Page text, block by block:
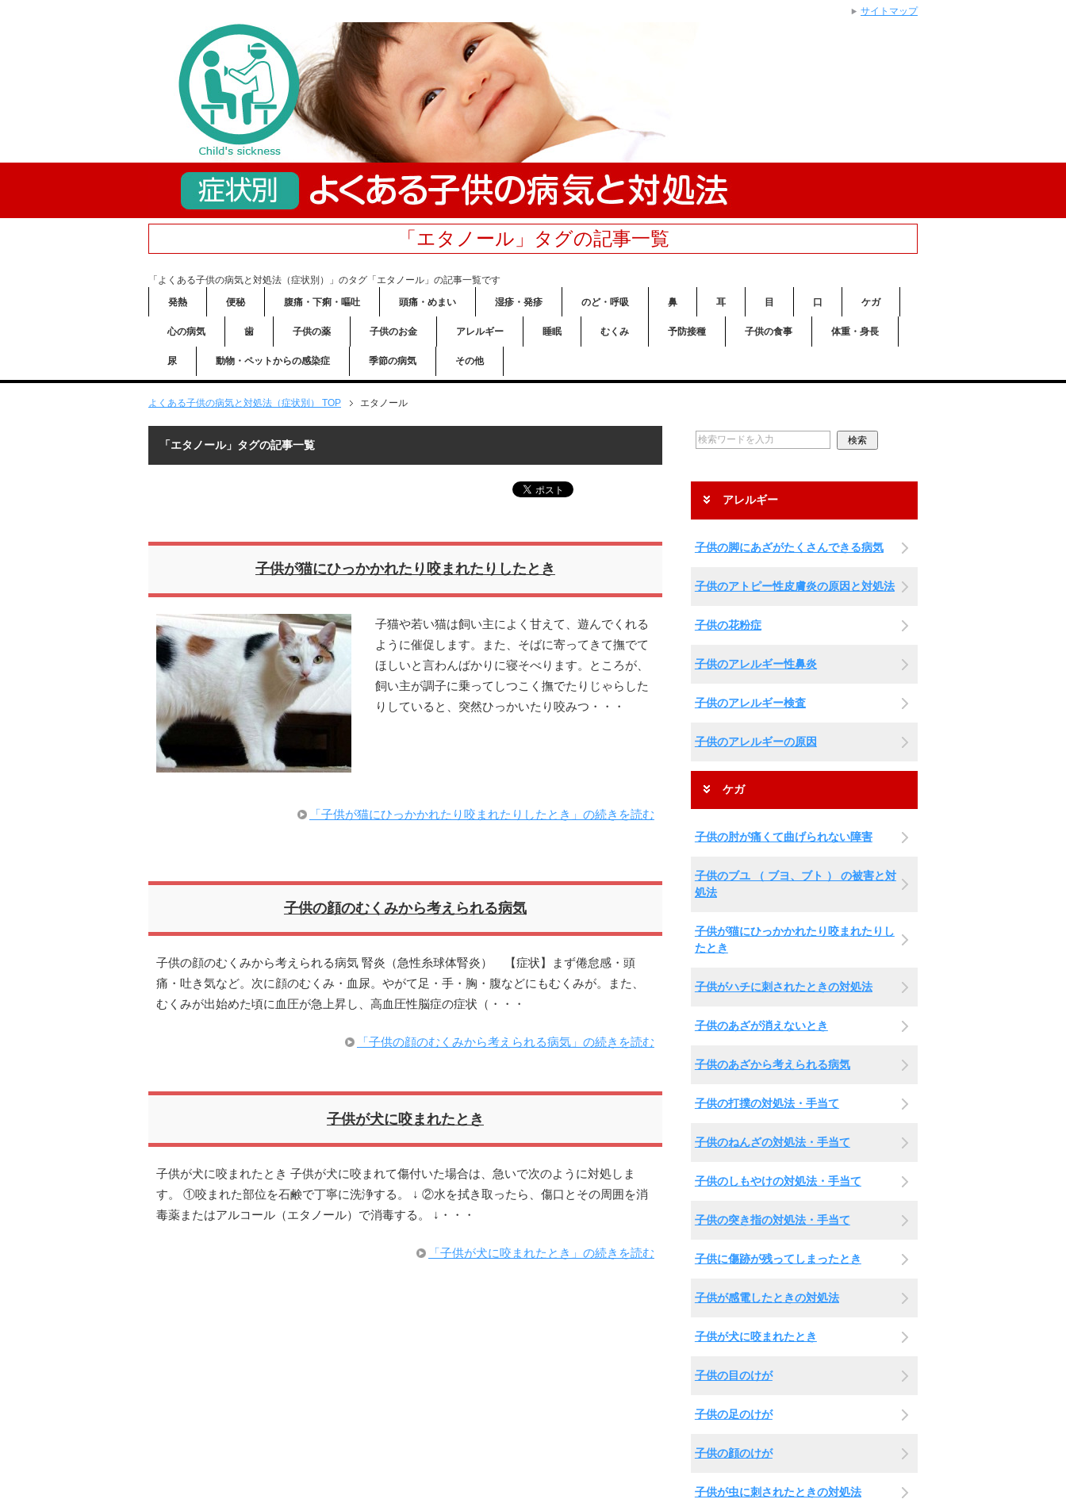
「エタノール」タグの記事一覧
「よくある子供の病気と対処法（症状別）」のタグ「エタノール」の記事一覧です
発熱
便秘 腹痛・下痢・嘔吐 頭痛・めまい 湿疹・発疹 のど・呼吸 鼻 耳 目 口 ケガ
心の病気 歯 子供の薬 子供のお金 アレルギー 睡眠 むくみ 予防接種 子供の食事 体重・身長
尿 動物・ペットからの感染症 季節の病気 その他
よくある子供の病気と対処法（症状別） TOP エタノール
「エタノール」タグの記事一覧
子供が猫にひっかかれたり咬まれたりしたとき
子猫や若い猫は飼い主によく甘えて、遊んでくれる
ように催促します。また、そばに寄ってきて撫でて
ほしいと言わんばかりに寝そべります。ところが、
飼い主が調子に乗ってしつこく撫でたりじゃらした
りしていると、突然ひっかいたり咬みつ・・・
「子供が猫にひっかかれたり咬まれたりしたとき」の続きを読む
子供の顔のむくみから考えられる病気
子供の顔のむくみから考えられる病気 腎炎（急性糸球体腎炎） 【症状】まず倦怠感・頭
痛・吐き気など。次に顔のむくみ・血尿。やがて足・手・胸・腹などにもむくみが。また、
むくみが出始めた頃に血圧が急上昇し、高血圧性脳症の症状（・・・
「子供の顔のむくみから考えられる病気」の続きを読む
子供が犬に咬まれたとき
子供が犬に咬まれたとき 子供が犬に咬まれて傷付いた場合は、急いで次のように対処しま
す。 ①咬まれた部位を石鹸で丁寧に洗浄する。 ↓ ②水を拭き取ったら、傷口とその周囲を消
毒薬またはアルコール（エタノール）で消毒する。 ↓・・・
「子供が犬に咬まれたとき」の続きを読む
アレルギー
子供の脚にあざがたくさんできる病気
子供のアトピー性皮膚炎の原因と対処法
子供の花粉症
子供のアレルギー性鼻炎
子供のアレルギー検査
子供のアレルギーの原因
ケガ
子供の肘が痛くて曲げられない障害
子供のブユ （ ブヨ、ブト ） の被害と対
処法
子供が猫にひっかかれたり咬まれたりし
たとき
子供がハチに刺されたときの対処法
子供のあざが消えないとき
子供のあざから考えられる病気
子供の打撲の対処法・手当て
子供のねんざの対処法・手当て
子供のしもやけの対処法・手当て
子供の突き指の対処法・手当て
子供に傷跡が残ってしまったとき
子供が感電したときの対処法
子供が犬に咬まれたとき
子供の目のけが
子供の足のけが
子供の顔のけが
子供が虫に刺されたときの対処法
サイトマップ